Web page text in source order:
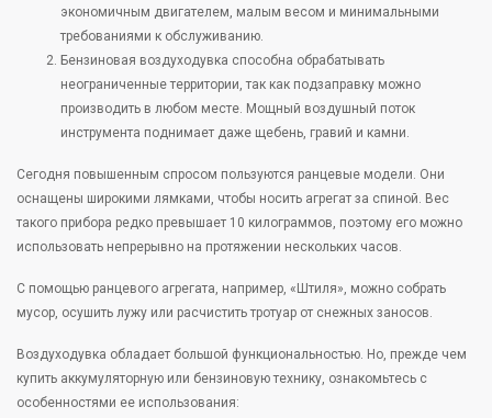
экономичным двигателем, малым весом и минимальными
требованиями к обслуживанию.
Бензиновая воздуходувка способна обрабатывать
неограниченные территории, так как подзаправку можно
производить в любом месте. Мощный воздушный поток
инструмента поднимает даже щебень, гравий и камни.
Сегодня повышенным спросом пользуются ранцевые модели. Они
оснащены широкими лямками, чтобы носить агрегат за спиной. Вес
такого прибора редко превышает 10 килограммов, поэтому его можно
использовать непрерывно на протяжении нескольких часов.
С помощью ранцевого агрегата, например, «Штиля», можно собрать
мусор, осушить лужу или расчистить тротуар от снежных заносов.
Воздуходувка обладает большой функциональностью. Но, прежде чем
купить аккумуляторную или бензиновую технику, ознакомьтесь с
особенностями ее использования: